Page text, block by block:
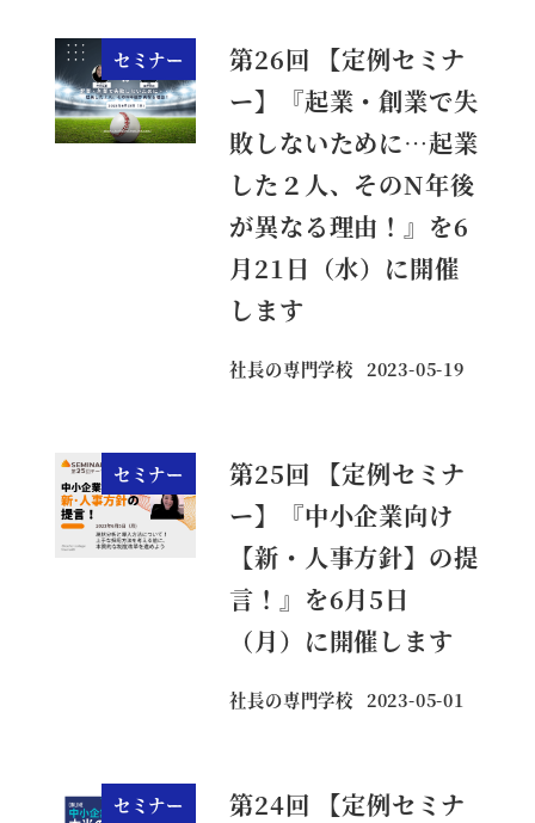
セミナー
第26回 【定例セミナ
ー】『起業・創業で失
敗しないために…起業
した２人、そのN年後
が異なる理由！』を6
月21日（水）に開催
します
社長の専門学校
投稿日
2023-05-19
セミナー
第25回 【定例セミナ
ー】『中小企業向け
【新・人事方針】の提
言！』を6月5日
（月）に開催します
社長の専門学校
投稿日
2023-05-01
セミナー
第24回 【定例セミナ